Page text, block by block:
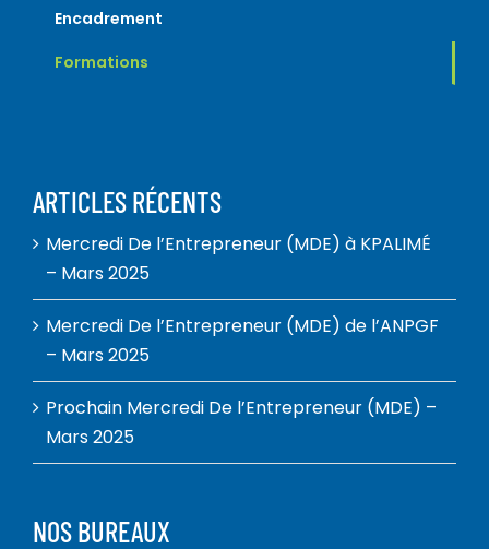
Encadrement
Formations
ARTICLES RÉCENTS
Mercredi De l’Entrepreneur (MDE) à KPALIMÉ
– Mars 2025
Mercredi De l’Entrepreneur (MDE) de l’ANPGF
– Mars 2025
Prochain Mercredi De l’Entrepreneur (MDE) –
Mars 2025
NOS BUREAUX